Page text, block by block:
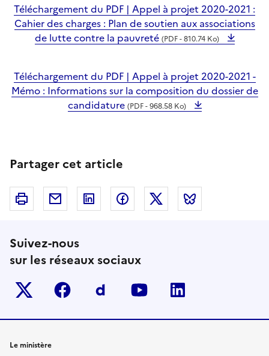
Téléchargement du PDF | Appel à projet 2020-2021 :
Cahier des charges : Plan de soutien aux associations
de lutte contre la pauvreté (PDF - 810.74 Ko)
Téléchargement du PDF | Appel à projet 2020-2021 -
Mémo : Informations sur la composition du dossier de
candidature (PDF - 968.58 Ko)
Partager cet article
Imprimer Courriel Linkedin FacebookTwitter
Suivez-nous
sur les réseaux sociaux
Twitter-x facebook Dailymotion
youtube
Le ministère